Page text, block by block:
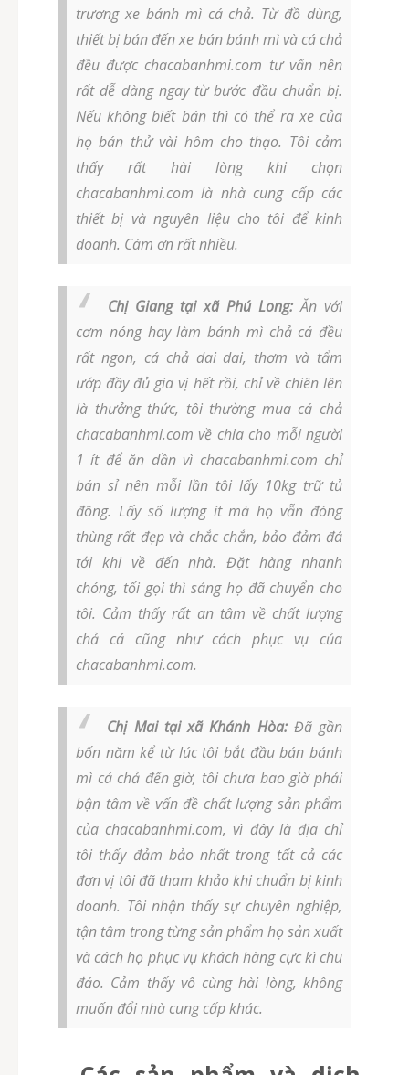
trương xe bánh mì cá chả. Từ đồ dùng,
thiết bị bán đến xe bán bánh mì và cá chả
đều được chacabanhmi.com tư vấn nên
rất dễ dàng ngay từ bước đầu chuẩn bị.
Nếu không biết bán thì có thể ra xe của
họ bán thử vài hôm cho thạo. Tôi cảm
thấy rất hài lòng khi chọn
chacabanhmi.com là nhà cung cấp các
thiết bị và nguyên liệu cho tôi để kinh
doanh. Cám ơn rất nhiều.
Chị Giang tại xã Phú Long: Ăn với
cơm nóng hay làm bánh mì chả cá đều
rất ngon, cá chả dai dai, thơm và tẩm
ướp đầy đủ gia vị hết rồi, chỉ về chiên lên
là thưởng thức, tôi thường mua cá chả
chacabanhmi.com về chia cho mỗi người
1 ít để ăn dần vì chacabanhmi.com chỉ
bán sỉ nên mỗi lần tôi lấy 10kg trữ tủ
đông. Lấy số lượng ít mà họ vẫn đóng
thùng rất đẹp và chắc chắn, bảo đảm đá
tới khi về đến nhà. Đặt hàng nhanh
chóng, tối gọi thì sáng họ đã chuyển cho
tôi. Cảm thấy rất an tâm về chất lượng
chả cá cũng như cách phục vụ của
chacabanhmi.com.
Chị Mai tại xã Khánh Hòa:Đã gần
bốn năm kể từ lúc tôi bắt đầu bán bánh
mì cá chả đến giờ, tôi chưa bao giờ phải
bận tâm về vấn đề chất lượng sản phẩm
của chacabanhmi.com, vì đây là địa chỉ
tôi thấy đảm bảo nhất trong tất cả các
đơn vị tôi đã tham khảo khi chuẩn bị kinh
doanh. Tôi nhận thấy sự chuyên nghiệp,
tận tâm trong từng sản phẩm họ sản xuất
và cách họ phục vụ khách hàng cực kì chu
đáo. Cảm thấy vô cùng hài lòng, không
muốn đổi nhà cung cấp khác.